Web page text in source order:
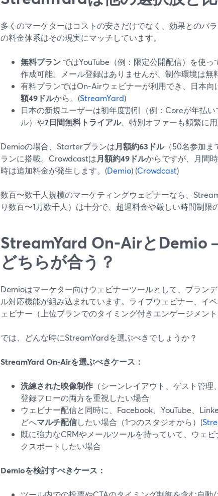
多くのマーケターはコストの安さだけでなく、効果とのバ
の料金体系はその現実にマッチしています。
無料プラン ではYouTube（例：限定公開配信）を使
作成可能。メール登録はありませんが、制作環境は無
有料プランではOn‑Airウェビナーが利用でき、日本
額49ドルから。(StreamYard)
日本の新規ユーザーは初年度割引（例：Coreが年払
ル）や7日間無料トライアル、特別オファーも頻繁に用
Demioの場合、Starterプランは月額約63ドル（50名参加ま
ランに搭載。Crowdcastは月額約49ドルからですが、月間
時は追加料金が発生します。(Demio) (Crowdcast)
数百〜数千人規模のマーケティングウェビナーなら、
り数百〜1万数千人）は十分で、超過料金や厳しい時間制限
StreamYard On‑AirとDemio
どちらが合う？
Demioはマーケター向けウェビナーツールとして、ブラン
ル対応機能が組み込まれています。ライブウェビナー、イ
ェビナー（上位プランでのタイミング付きエンゲージメン
では、どんな時にStreamYardを選ぶべきでしょうか？
StreamYard On‑Airを選ぶべきケース：
洗練された映像制作 （シーンレイアウト、ゲスト管
登録フローの両方を重視したい場合
ウェビナー配信と同時に、Facebook、YouTube、
どへマルチ配信したい場合（1つのスタジオから）(
既に強力なCRMやメールツールを持っていて、ウェ
クスポートしたい場合
Demioを検討すべきケース：